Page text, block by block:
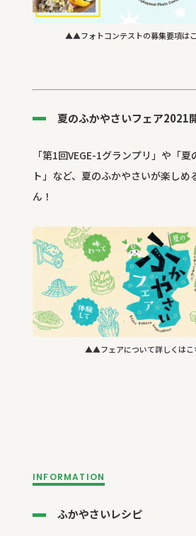
▲▲フォトコンテストの募集要項は
夏のふかやさいフェア2021
「第1回VEGE-1グランプリ」や「
ト」など、 夏のふかやさいが楽しめ
ん！
▲▲フェアについて詳しくは
INFORMATION
ふかやさいレシピ